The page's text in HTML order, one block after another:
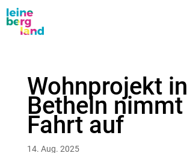
Wohnprojekt in
Betheln nimmt
Fahrt auf
14. Aug. 2025